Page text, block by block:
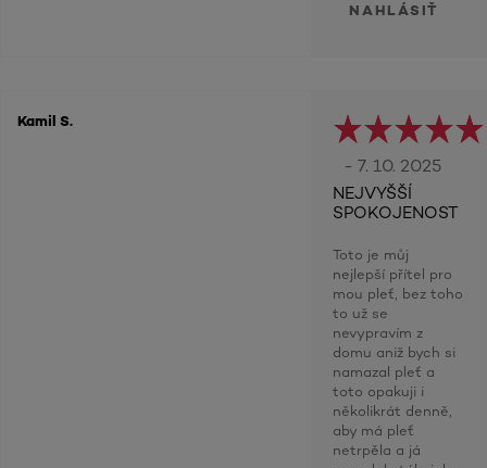
NAHLÁSIŤ
Kamil S.
- 7. 10. 2025
NEJVYŠŠÍ
SPOKOJENOST
Toto je můj
nejlepší přítel pro
mou pleť, bez toho
to už se
nevypravím z
domu aniž bych si
namazal pleť a
toto opakuji i
několikrát denně,
aby má pleť
netrpěla a já